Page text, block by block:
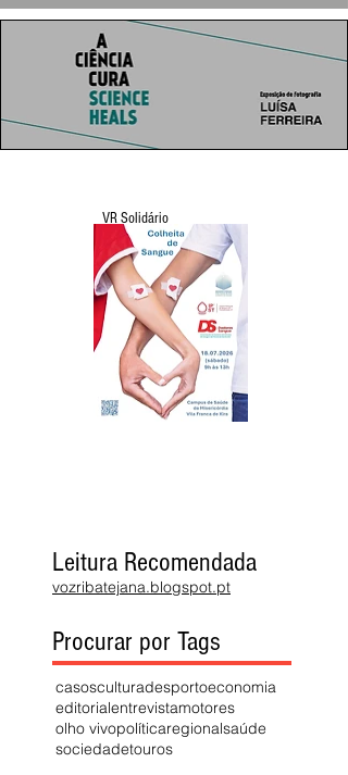
VR Solidário
Leitura Recomendada
vozribatejana.blogspot.pt
Procurar por Tags
casosculturadesportoeconomia
editorialentrevistamotores
olho vivopolíticaregionalsaúde
sociedadetouros